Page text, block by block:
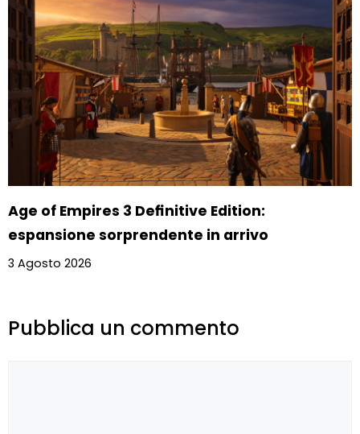
Age of Empires 3 Definitive Edition:
espansione sorprendente in arrivo
3 Agosto 2026
Pubblica un commento